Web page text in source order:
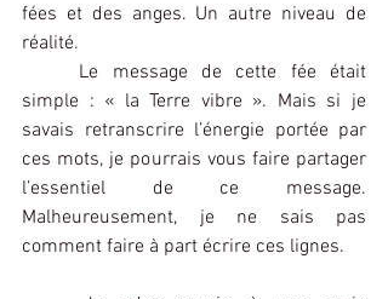
fées et des anges. Un autre niveau de
réalité.
simple : « la Terre vibre ». Mais si je
savais retranscrire l’énergie portée par
ces mots, je pourrais vous faire partager
l’essentiel de ce message.
Malheureusement, je ne sais pas
comment faire à part écrire ces lignes.